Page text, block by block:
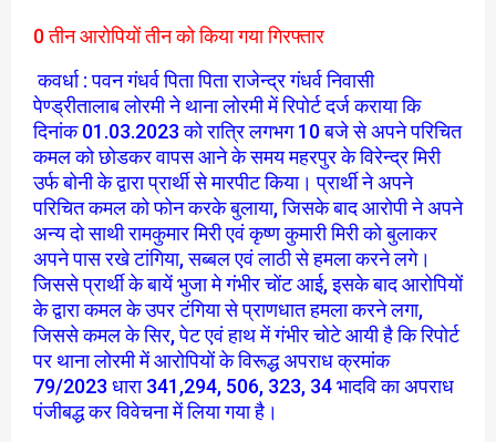
0 तीन आरोपियों तीन को किया गया गिरफ्तार
कवर्धा : पवन गंधर्व पिता पिता राजेन्द्र गंधर्व निवासी
पेण्ड्रीतालाब लोरमी ने थाना लोरमी में रिपोर्ट दर्ज कराया कि
दिनांक 01.03.2023 को रात्रि लगभग 10 बजे से अपने परिचित
कमल को छोडकर वापस आने के समय महरपुर के विरेन्द्र मिरी
उर्फ बोनी के द्वारा प्रार्थी से मारपीट किया। प्रार्थी ने अपने
परिचित कमल को फोन करके बुलाया, जिसके बाद आरोपी ने अपने
अन्य दो साथी रामकुमार मिरी एवं कृष्ण कुमारी मिरी को बुलाकर
अपने पास रखे टांगिया, सब्बल एवं लाठी से हमला करने लगे।
जिससे प्रार्थी के बायें भुजा मे गंभीर चोंट आई, इसके बाद आरोपियों
के द्वारा कमल के उपर टंगिया से प्राणधात हमला करने लगा,
जिससे कमल के सिर, पेट एवं हाथ में गंभीर चोटे आयी है कि रिपोर्ट
पर थाना लोरमी में आरोपियों के विरूद्ध अपराध क्रमांक
79/2023 धारा 341,294, 506, 323, 34 भादवि का अपराध
पंजीबद्ध कर विवेचना में लिया गया है।